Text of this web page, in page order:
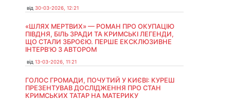
від 30-03-2026, 12:21
«ШЛЯХ МЕРТВИХ» — РОМАН ПРО ОКУПАЦІЮ
ПІВДНЯ, БІЛЬ ЗРАДИ ТА КРИМСЬКІ ЛЕГЕНДИ,
ЩО СТАЛИ ЗБРОЄЮ. ПЕРШЕ ЕКСКЛЮЗИВНЕ
ІНТЕРВ'Ю З АВТОРОМ
від 13-03-2026, 11:21
ГОЛОС ГРОМАДИ, ПОЧУТИЙ У КИЄВІ: КУРЕШ
ПРЕЗЕНТУВАВ ДОСЛІДЖЕННЯ ПРО СТАН
КРИМСЬКИХ ТАТАР НА МАТЕРИКУ